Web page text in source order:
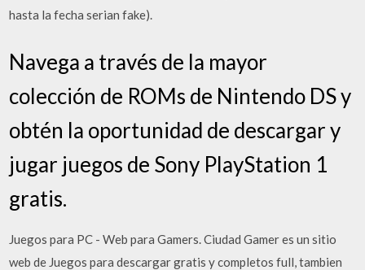
hasta la fecha serian fake).
Navega a través de la mayor
colección de ROMs de Nintendo DS y
obtén la oportunidad de descargar y
jugar juegos de Sony PlayStation 1
gratis.
Juegos para PC - Web para Gamers. Ciudad Gamer es un sitio
web de Juegos para descargar gratis y completos full, tambien